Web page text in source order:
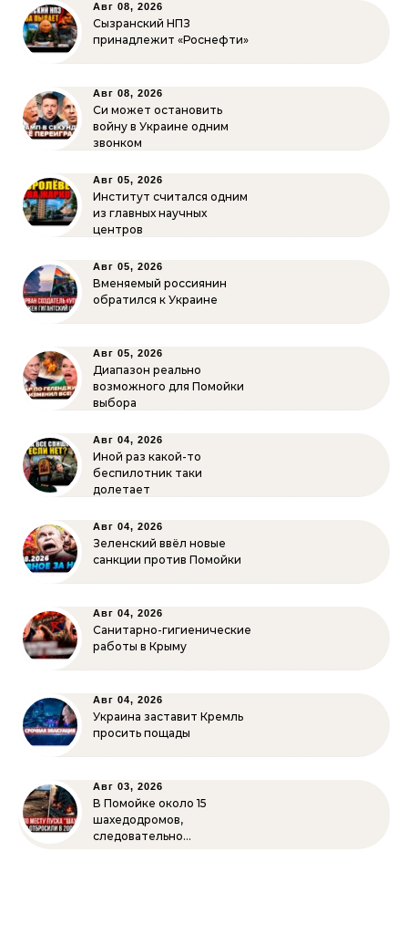
Авг 08, 2026
Сызранский НПЗ
принадлежит «Роснефти»
Авг 08, 2026
Си может остановить
войну в Украине одним
звонком
Авг 05, 2026
Институт считался одним
из главных научных
центров
Авг 05, 2026
Вменяемый россиянин
обратился к Украине
Авг 05, 2026
Диапазон реально
возможного для Помойки
выбора
Авг 04, 2026
Иной раз какой-то
беспилотник таки
долетает
Авг 04, 2026
Зеленский ввёл новые
санкции против Помойки
Авг 04, 2026
Санитарно-гигиенические
работы в Крыму
Авг 04, 2026
Украина заставит Кремль
просить пощады
Авг 03, 2026
В Помойке около 15
шахедодромов,
следовательно…